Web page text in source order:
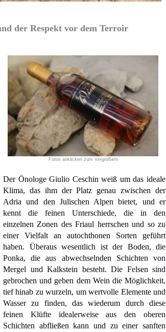
der Respekt vor dem Terroir
Fotos anklicken zum Vergrößern
Der Önologe Giulio Ceschin weiß um das ideale
Klima, das ihm der Platz genau zwischen der
Adria und den Julischen Alpen bietet, und er
kennt die feinen Unterschiede, die in den
einzelnen Zonen des Friaul herrschen und so zu
einer Vielfalt an autochthonen Sorten geführt
haben. Überaus wesentlich ist der Boden, die
Ponka, die aus abwechselnden Schichten von
Mergel und Kalkstein besteht. Die Felsen sind
gebrochen und geben dem Wein die Möglichkeit,
tief hinab zu wurzeln, um wertvolle Elemente und
Wasser zu finden, das wiederum durch diese
feinen Klüfte idealerweise aus den oberen
Schichten abfließen kann und zu einer sanften